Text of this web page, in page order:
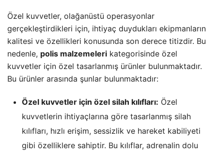
Özel kuvvetler, olağanüstü operasyonlar
gerçekleştirdikleri için, ihtiyaç duydukları ekipmanların
kalitesi ve özellikleri konusunda son derece titizdir. Bu
nedenle, polis malzemeleri kategorisinde özel
kuvvetler için özel tasarlanmış ürünler bulunmaktadır.
Bu ürünler arasında şunlar bulunmaktadır:
Özel kuvvetler için özel silah kılıfları: Özel
kuvvetlerin ihtiyaçlarına göre tasarlanmış silah
kılıfları, hızlı erişim, sessizlik ve hareket kabiliyeti
gibi özelliklere sahiptir. Bu kılıflar, adrenalin dolu